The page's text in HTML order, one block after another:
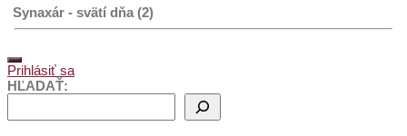
Synaxár - svätí dňa (2)
Prihlásiť sa
HĽADAŤ: